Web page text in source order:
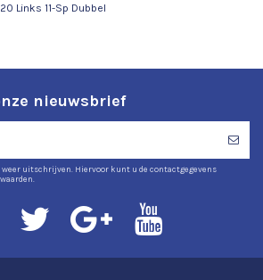
Links 11-Sp Dubbel
nieuwsbrief
uitschrijven. Hiervoor kunt u de contactgegevens